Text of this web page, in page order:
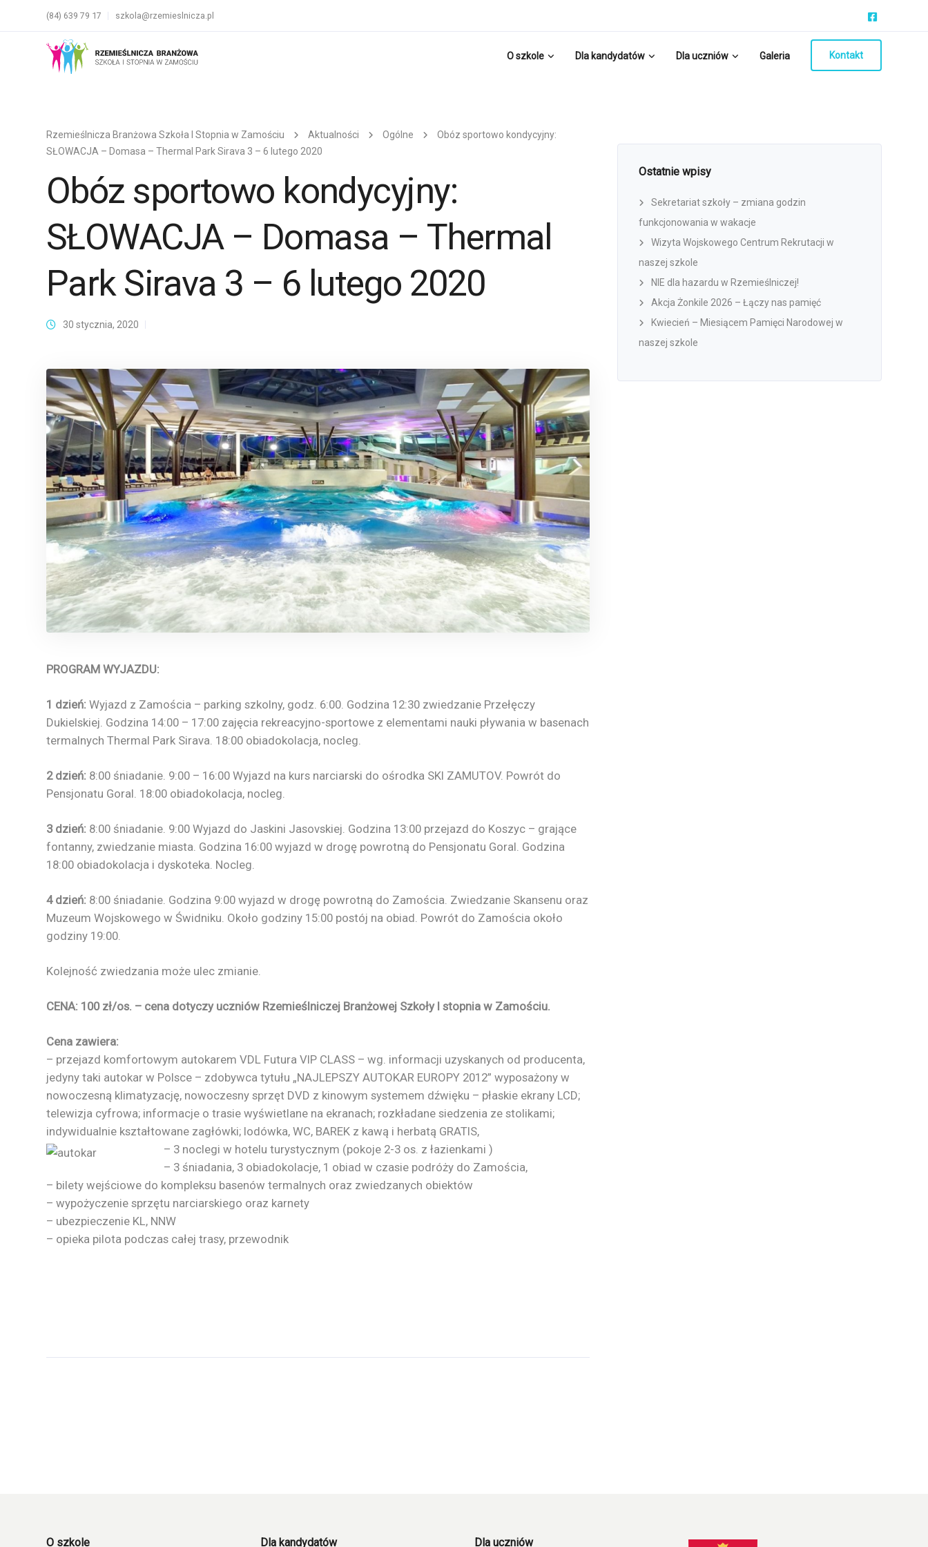
(84) 639 79 17 szkola@rzemieslnicza.pl
O szkole Dla kandydatów Dla uczniów Galeria Kontakt
Rzemieślnicza Branżowa Szkoła I Stopnia w Zamościu Aktualności Ogólne
Obóz sportowo kondycyjny:
SŁOWACJA – Domasa – Thermal Park Sirava 3 – 6 lutego 2020
Obóz sportowo kondycyjny:
SŁOWACJA – Domasa – Thermal
Park Sirava 3 – 6 lutego 2020
30 stycznia, 2020
PROGRAM WYJAZDU:
1 dzień: Wyjazd z Zamościa – parking szkolny, godz. 6:00. Godzina 12:30 zwiedzanie Przełęczy
Dukielskiej. Godzina 14:00 – 17:00 zajęcia rekreacyjno-sportowe z elementami nauki pływania w basenach
termalnych Thermal Park Sirava. 18:00 obiadokolacja, nocleg.
2 dzień: 8:00 śniadanie. 9:00 – 16:00 Wyjazd na kurs narciarski do ośrodka SKI ZAMUTOV. Powrót do
Pensjonatu Goral. 18:00 obiadokolacja, nocleg.
3 dzień: 8:00 śniadanie. 9:00 Wyjazd do Jaskini Jasovskiej. Godzina 13:00 przejazd do Koszyc – grające
fontanny, zwiedzanie miasta. Godzina 16:00 wyjazd w drogę powrotną do Pensjonatu Goral. Godzina
18:00 obiadokolacja i dyskoteka. Nocleg.
4 dzień: 8:00 śniadanie. Godzina 9:00 wyjazd w drogę powrotną do Zamościa. Zwiedzanie Skansenu oraz
Muzeum Wojskowego w Świdniku. Około godziny 15:00 postój na obiad. Powrót do Zamościa około
godziny 19:00.
Kolejność zwiedzania może ulec zmianie.
CENA: 100 zł/os. – cena dotyczy uczniów Rzemieślniczej Branżowej Szkoły I stopnia w Zamościu.
Cena zawiera:
– przejazd komfortowym autokarem VDL Futura VIP CLASS – wg. informacji uzyskanych od producenta,
jedyny taki autokar w Polsce – zdobywca tytułu „NAJLEPSZY AUTOKAR EUROPY 2012” wyposażony w
nowoczesną klimatyzację, nowoczesny sprzęt DVD z kinowym systemem dźwięku – płaskie ekrany LCD;
telewizja cyfrowa; informacje o trasie wyświetlane na ekranach; rozkładane siedzenia ze stolikami;
indywidualnie kształtowane zagłówki; lodówka, WC, BAREK z kawą i herbatą GRATIS,
– 3 noclegi w hotelu turystycznym (pokoje 2-3 os. z łazienkami )
– 3 śniadania, 3 obiadokolacje, 1 obiad w czasie podróży do Zamościa,
– bilety wejściowe do kompleksu basenów termalnych oraz zwiedzanych obiektów
– wypożyczenie sprzętu narciarskiego oraz karnety
– ubezpieczenie KL, NNW
– opieka pilota podczas całej trasy, przewodnik
Ostatnie wpisy
Sekretariat szkoły – zmiana godzin
funkcjonowania w wakacje
Wizyta Wojskowego Centrum Rekrutacji w
naszej szkole
NIE dla hazardu w Rzemieślniczej!
Akcja Żonkile 2026 – Łączy nas pamięć
Kwiecień – Miesiącem Pamięci Narodowej w
naszej szkole
O szkole Dla kandydatów Dla uczniów